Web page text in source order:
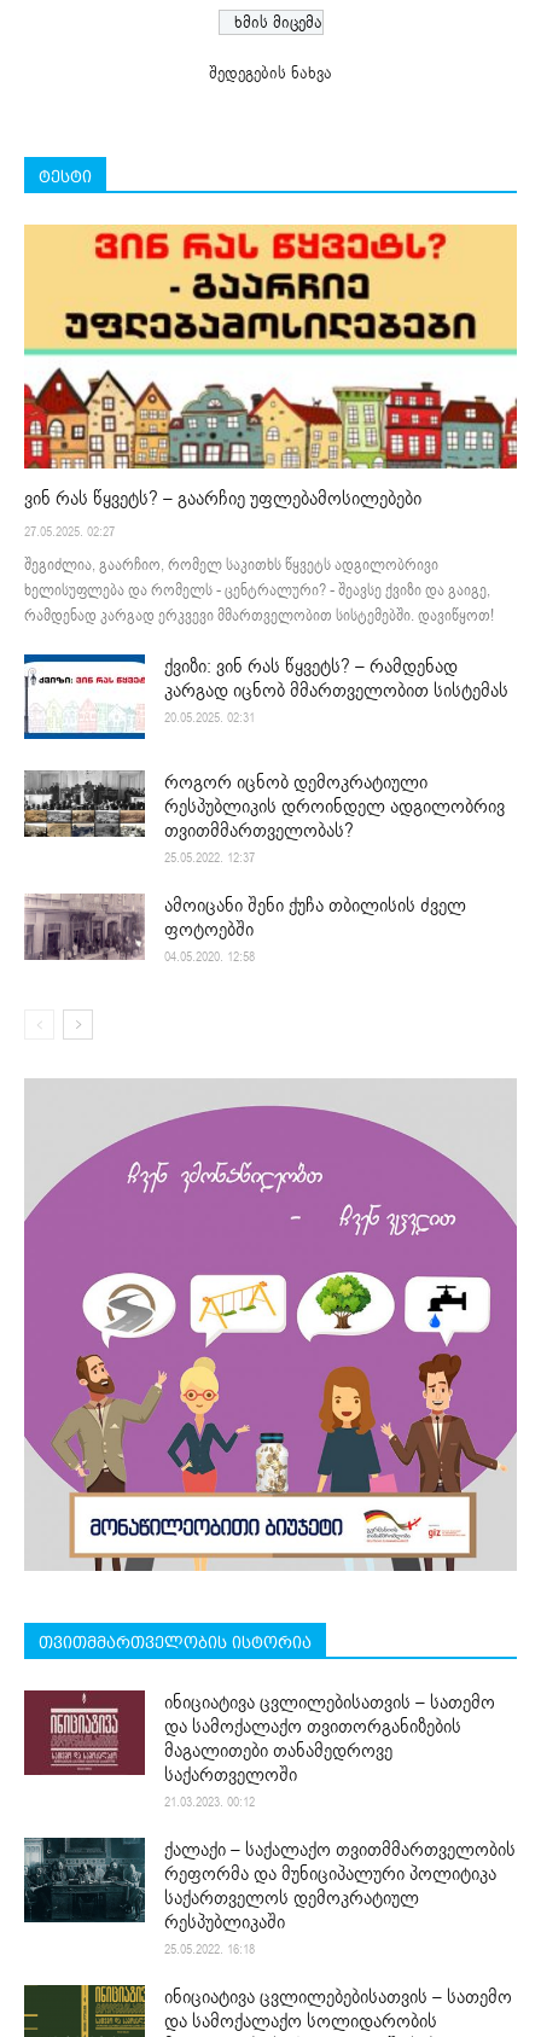
შედეგების ნახვა
ტესტი
ვინ რას წყვეტს? – გაარჩიე უფლებამოსილებები
27.05.2025. 02:27
შეგიძლია, გაარჩიო, რომელ საკითხს წყვეტს ადგილობრივი
ხელისუფლება და რომელს - ცენტრალური? - შეავსე ქვიზი და გაიგე,
რამდენად კარგად ერკვევი მმართველობით სისტემებში. დავიწყოთ!
ქვიზი: ვინ რას წყვეტს? – რამდენად
კარგად იცნობ მმართველობით სისტემას
20.05.2025. 02:31
როგორ იცნობ დემოკრატიული
რესპუბლიკის დროინდელ ადგილობრივ
თვითმმართველობას?
25.05.2022. 12:37
ამოიცანი შენი ქუჩა თბილისის ძველ
ფოტოებში
04.05.2020. 12:58
თვითმმართველობის ისტორია
ინიციატივა ცვლილებისათვის – სათემო
და სამოქალაქო თვითორგანიზების
მაგალითები თანამედროვე
საქართველოში
21.03.2023. 00:12
ქალაქი – საქალაქო თვითმმართველობის
რეფორმა და მუნიციპალური პოლიტიკა
საქართველოს დემოკრატიულ
რესპუბლიკაში
25.05.2022. 16:18
ინიციატივა ცვლილებებისათვის – სათემო
და სამოქალაქო სოლიდარობის